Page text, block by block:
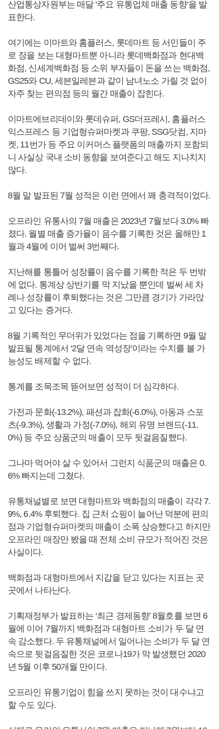
산업통상자원부는 매달 ‘주요 유통업체 매출 동향’을 발
표한다.
여기에는 이마트와 홈플러스, 롯데마트 등 서민들이 주
로 장을 보는 대형마트뿐 아니라 롯데백화점과 현대백
화점, 신세계백화점 등 소위 부자들이 돈을 쓰는 백화점,
GS25와 CU, 세븐일레븐과 같이 남녀노소 가릴 것 없이
자주 찾는 편의점 등의 월간 매출이 잡힌다.
이마트에브리데이와 롯데슈퍼, GS더프레시, 홈플러스
익스프레스 등 기업형슈퍼마켓과 쿠팡, SSG닷컴, 지마
켓, 11번가 등 주요 이커머스 플랫폼의 매출까지 포함되
니 사실상 국내 소비 동향을 보여준다고 해도 지나치지
않다.
8월 말 발표된 7월 성적은 이런 면에서 꽤 충격적이었다.
오프라인 유통사의 7월 매출은 2023년 7월보다 3.0% 빠
졌다. 월별 매출 증가율이 음수를 기록한 것은 올해만 1
월과 4월에 이어 벌써 3번째다.
지난해를 통틀어 성장률이 음수를 기록한 적은 두 번밖
에 없다. 통계상 상반기를 막 지났을 뿐인데 벌써 세 차
례나 성장률이 후퇴했다는 것은 그만큼 경기가 가라앉
고 있다는 증거다.
8월 기록적인 무더위가 있었다는 점을 기록하면 9월 말
발표될 통계에서 ‘2달 연속 역성장’이라는 수치를 볼 가
능성도 배제할 수 없다.
통계를 조목조목 뜯어보면 성적이 더 심각하다.
가전과 문화(-13.2%), 패션과 잡화(-6.0%), 아동과 스포
츠(-9.3%), 생활과 가정(-7.0%), 해외 유명 브랜드(-11.
0%) 등 주요 상품군의 매출이 모두 뒷걸음질했다.
그나마 먹어야 살 수 있어서 그런지 식품군의 매출은 0.
6% 빠지는데 그쳤다.
유통채널별로 보면 대형마트와 백화점의 매출이 각각 7.
9%, 6.4% 후퇴했다. 집 근처 쇼핑이 늘어난 덕분에 편의
점과 기업형슈퍼마켓의 매출이 소폭 상승했다고 하지만
오프라인 매장만 봤을 때 전체 소비 규모가 적어진 것은
사실이다.
백화점과 대형마트에서 지갑을 닫고 있다는 지표는 곳
곳에서 나타난다.
기획재정부가 발표하는 ‘최근 경제동향’ 8월호를 보면 6
월에 이어 7월까지 백화점과 대형마트 소비가 두 달 연
속 감소했다. 두 유통채널에서 일어나는 소비가 두 달 연
속으로 뒷걸음질한 것은 코로나19가 막 발생했던 2020
년 5월 이후 50개월 만이다.
오프라인 유통기업이 힘을 쓰지 못하는 것이 대수냐고
할 수도 있다.